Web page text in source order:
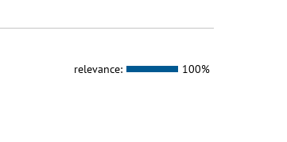
relevance: 100%